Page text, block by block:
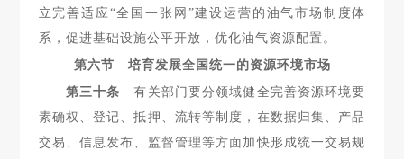
立完善适应“全国一张网”建设运营的油气市场制度体
系，促进基础设施公平开放，优化油气资源配置。
第六节 培育发展全国统一的资源环境市场
第三十条 有关部门要分领域健全完善资源环境要
素确权、登记、抵押、流转等制度，在数据归集、产品
交易、信息发布、监督管理等方面加快形成统一交易规